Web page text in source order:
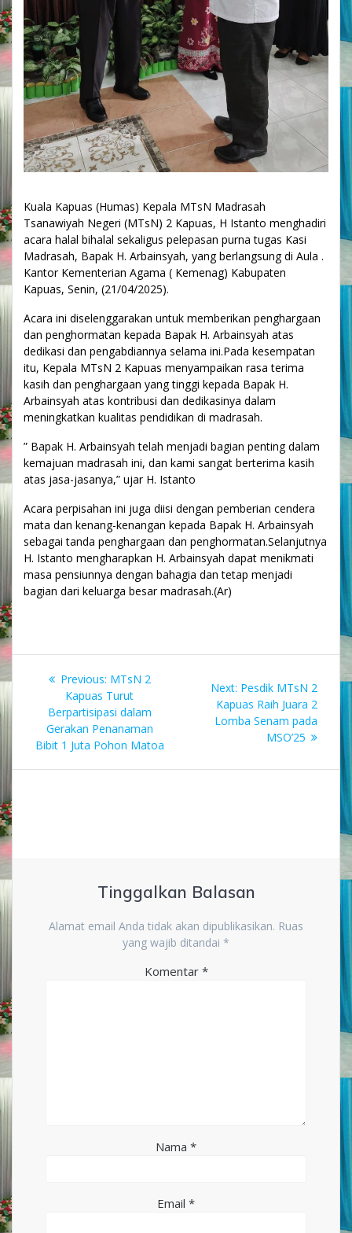
Kuala Kapuas (Humas) Kepala MTsN Madrasah
Tsanawiyah Negeri (MTsN) 2 Kapuas, H Istanto menghadiri
acara halal bihalal sekaligus pelepasan purna tugas Kasi
Madrasah, Bapak H. Arbainsyah, yang berlangsung di Aula .
Kantor Kementerian Agama ( Kemenag) Kabupaten
Kapuas, Senin, (21/04/2025).
Acara ini diselenggarakan untuk memberikan penghargaan
dan penghormatan kepada Bapak H. Arbainsyah atas
dedikasi dan pengabdiannya selama ini.Pada kesempatan
itu, Kepala MTsN 2 Kapuas menyampaikan rasa terima
kasih dan penghargaan yang tinggi kepada Bapak H.
Arbainsyah atas kontribusi dan dedikasinya dalam
meningkatkan kualitas pendidikan di madrasah.
” Bapak H. Arbainsyah telah menjadi bagian penting dalam
kemajuan madrasah ini, dan kami sangat berterima kasih
atas jasa-jasanya,” ujar H. Istanto
Acara perpisahan ini juga diisi dengan pemberian cendera
mata dan kenang-kenangan kepada Bapak H. Arbainsyah
sebagai tanda penghargaan dan penghormatan.Selanjutnya
H. Istanto mengharapkan H. Arbainsyah dapat menikmati
masa pensiunnya dengan bahagia dan tetap menjadi
bagian dari keluarga besar madrasah.(Ar)
Navigasi
pos
Previous: Previous
post:
MTsN 2
Kapuas Turut
Berpartisipasi dalam
Gerakan Penanaman
Bibit 1 Juta Pohon Matoa
Next: Next
post:
Pesdik MTsN 2
Kapuas Raih Juara 2
Lomba Senam pada
MSO’25
Tinggalkan Balasan
Alamat email Anda tidak akan dipublikasikan. Ruas
yang wajib ditandai *
Komentar *
Nama *
Email *